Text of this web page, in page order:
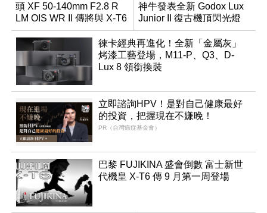
頭 XF 50-140mm F2.8 R
LM OIS WR II 傳將與 X-T6
同步亮相
神牛發表全新 Godox Lux
Junior II 復古機頂閃光燈
徠卡經典再進化！全新「金屬灰」
烤漆工藝登場，M11-P、Q3、D-
Lux 8 領銜換裝
立即諮詢HPV！是對自己健康最好
的投資，把握現在不嫌晚！
PR（台灣癌症基金會）
巴黎 FUJIKINA 盛會倒數 富士新世
代機皇 X-T6 傳 9 月第一周登場